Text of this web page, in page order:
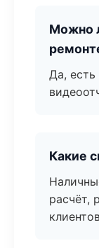
Можно
Да,
Какие
расчёт,